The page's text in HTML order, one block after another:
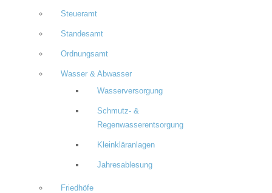
Steueramt
Standesamt
Ordnungsamt
Wasser & Abwasser
Wasserversorgung
Schmutz- &
Regenwasserentsorgung
Kleinkläranlagen
Jahresablesung
Friedhöfe